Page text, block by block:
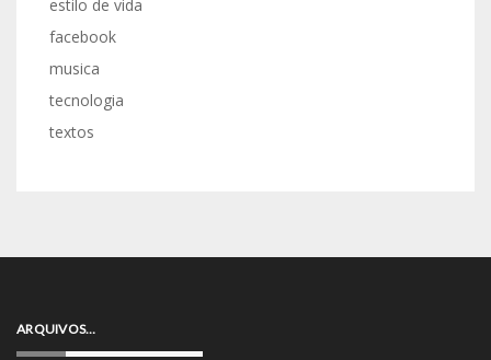
estilo de vida
facebook
musica
tecnologia
textos
ARQUIVOS…